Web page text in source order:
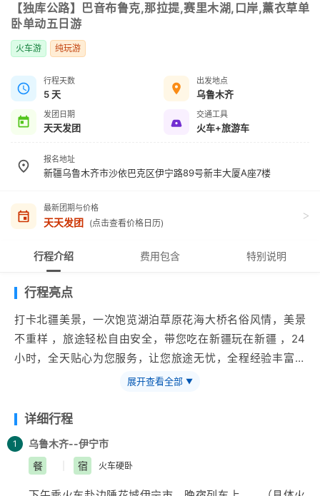
【独库公路】巴音布鲁克,那拉提,赛里木湖,口岸,薰衣草单
卧单动五日游
火车游 纯玩游
行程天数
5 天
出发地点
乌鲁木齐
发团日期
天天发团
交通工具
火车+旅游车
报名地址
新疆乌鲁木齐市沙依巴克区伊宁路89号新丰大厦A座7楼
最新团期与价格
天天发团 (点击查看价格日历)
>
行程介绍 费用包含 特别说明
行程亮点
打卡北疆美景，一次饱览湖泊草原花海大桥名俗风情，美景
不重样 ，旅途轻松自由安全，带您吃在新疆玩在新疆 ，24
小时，全天贴心为您服务，让您旅途无忧，全程经验丰富专
职司机人员伴您安心出行展开查看全部 ▼
详细行程
1
乌鲁木齐--伊宁市
餐
宿 火车硬卧